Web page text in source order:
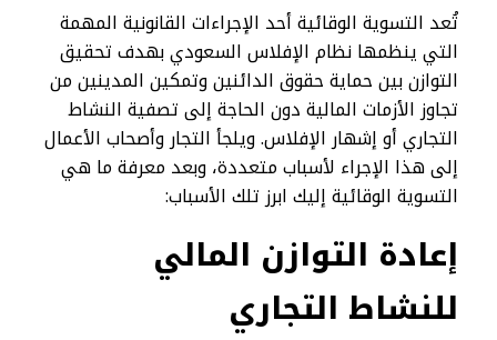
تُعد التسوية الوقائية أحد الإجراءات القانونية المهمة
التي ينظمها نظام الإفلاس السعودي بهدف تحقيق
التوازن بين حماية حقوق الدائنين وتمكين المدينين من
تجاوز الأزمات المالية دون الحاجة إلى تصفية النشاط
التجاري أو إشهار الإفلاس. ويلجأ التجار وأصحاب الأعمال
إلى هذا الإجراء لأسباب متعددة، وبعد معرفة ما هي
التسوية الوقائية إليك ابرز تلك الأسباب:
إعادة التوازن المالي
للنشاط التجاري